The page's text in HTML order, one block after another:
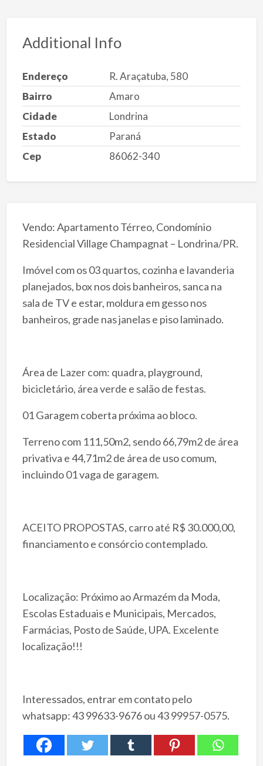
Additional Info
Endereço
R. Araçatuba, 580
Bairro
Amaro
Cidade
Londrina
Estado
Paraná
Cep
86062-340
Vendo: Apartamento Térreo, Condomínio
Residencial Village Champagnat – Londrina/PR.
Imóvel com os 03 quartos, cozinha e lavanderia
planejados, box nos dois banheiros, sanca na
sala de TV e estar, moldura em gesso nos
banheiros, grade nas janelas e piso laminado.
Área de Lazer com: quadra, playground,
bicicletário, área verde e salão de festas.
01 Garagem coberta próxima ao bloco.
Terreno com 111,50m2, sendo 66,79m2 de área
privativa e 44,71m2 de área de uso comum,
incluindo 01 vaga de garagem.
ACEITO PROPOSTAS, carro até R$ 30.000,00,
financiamento e consórcio contemplado.
Localização: Próximo ao Armazém da Moda,
Escolas Estaduais e Municipais, Mercados,
Farmácias, Posto de Saúde, UPA. Excelente
localização!!!
Interessados, entrar em contato pelo
whatsapp: 43 99633-9676 ou 43 99957-0575.